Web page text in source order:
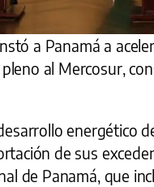
a Panamá a
al Mercosur,
energético
de sus
de Panamá, que